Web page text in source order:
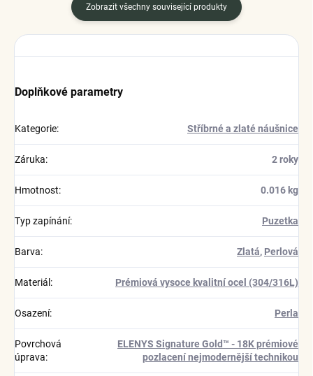
Zobrazit všechny související produkty
Doplňkové parametry
Kategorie: Stříbrné a zlaté náušnice
Záruka: 2 roky
Hmotnost: 0.016 kg
Typ zapínání: Puzetka
Barva: Zlatá, Perlová
Materiál : Prémiová vysoce kvalitní ocel (304/316L)
Osazení: Perla
Povrchová
úprava:
ELENYS Signature Gold™ - 18K prémiové
pozlacení nejmodernější technikou